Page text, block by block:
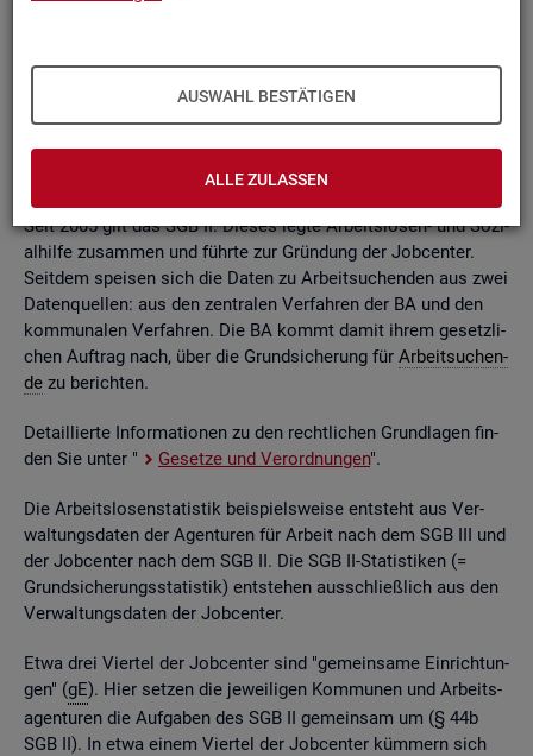
AUSWAHL BESTÄTIGEN
ALLE ZULASSEN
Grund­la­ge kön­nen Be­stän­de, Zu- und Ab­gän­ge,Dau­ern, Leis­
tungs­hö­hen und viele an­de­re sta­tis­ti­sche Mess­grö­ßen er­mit­
telt wer­den. Die Werte lie­gen re­gio­nal tief ge­glie­dert und
nach viel­fäl­ti­gen so­zio­de­mo­gra­fi­schen und er­werbs­bio­gra­fi­
Seit 2005 gilt das SGB II. Die­ses legte Ar­beits­lo­sen- und So­zi­
al­hil­fe zu­sam­men und führ­te zur Grün­dung der Job­cen­ter.
Seit­dem spei­sen sich die Daten zu Ar­beit­su­chen­den aus zwei
Da­ten­quel­len: aus den zen­tra­len Ver­fah­ren der BA und den
kom­mu­na­len Ver­fah­ren. Die BA kommt damit ihrem ge­setz­li­
chen Auf­trag nach, über die Grund­si­che­rung für Ar­beit­su­chen­
de zu be­rich­ten.
De­tail­lier­te In­for­ma­tio­nen zu den recht­li­chen Grund­la­gen fin­
den Sie unter "
Ge­set­ze und Ver­ord­nun­gen".
Die Ar­beits­lo­sen­sta­tis­tik bei­spiels­wei­se ent­steht aus Ver­
wal­tungs­da­ten der Agen­tu­ren für Ar­beit nach dem SGB III und
der Job­cen­ter nach dem SGB II. Die SGB II-Sta­tis­ti­ken (=
Grund­si­che­rungs­sta­tis­tik) ent­ste­hen aus­schlie­ß­lich aus den
Ver­wal­tungs­da­ten der Job­cen­ter.
Etwa drei Vier­tel der Job­cen­ter sind "ge­mein­sa­me Ein­rich­tun­
gen" (gE). Hier set­zen die je­wei­li­gen Kom­mu­nen und Ar­beits­
agen­tu­ren die Auf­ga­ben des SGB II ge­mein­sam um (§ 44b
SGB II). In etwa einem Vier­tel der Job­cen­ter küm­mern sich